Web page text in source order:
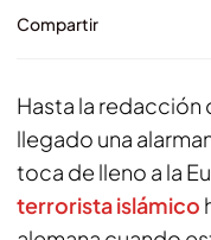
Compartir
Hasta la redacción
llegado una
toca de lleno a la
terrorista islámico